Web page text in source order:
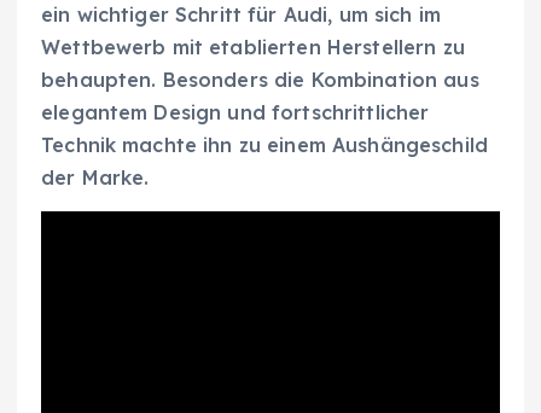
ein wichtiger Schritt für Audi, um sich im
Wettbewerb mit etablierten Herstellern zu
behaupten. Besonders die Kombination aus
elegantem Design und fortschrittlicher
Technik machte ihn zu einem Aushängeschild
der Marke.